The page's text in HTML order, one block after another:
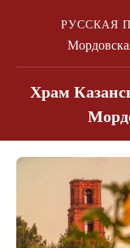
РУССКАЯ
Храм